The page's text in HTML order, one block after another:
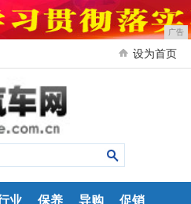
广告
设为首页
业 保养 导购 促销